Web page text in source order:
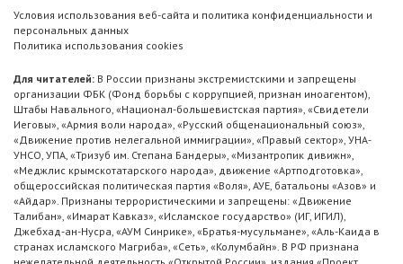
Условия использования веб-сайта и политика конфиденциальности и
персональных данных
Политика использования cookies
Для читателей: В России признаны экстремистскими и запрещены
организации ФБК (Фонд борьбы с коррупцией, признан иноагентом),
Штабы Навального, «Национал-большевистская партия», «Свидетели
Иеговы», «Армия воли народа», «Русский общенациональный союз»,
«Движение против нелегальной иммиграции», «Правый сектор», УНА-
УНСО, УПА, «Тризуб им. Степана Бандеры», «Мизантропик дивижн»,
«Меджлис крымскотатарского народа», движение «Артподготовка»,
общероссийская политическая партия «Воля», АУЕ, батальоны «Азов» и
«Айдар». Признаны террористическими и запрещены: «Движение
Талибан», «Имарат Кавказ», «Исламское государство» (ИГ, ИГИЛ),
Джебхад-ан-Нусра, «АУМ Синрике», «Братья-мусульмане», «Аль-Каида в
странах исламского Магриба», «Сеть», «Колумбайн». В РФ признана